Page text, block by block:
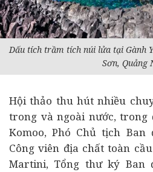
Dấu tích trầm tích núi lửa tại Gành
Sơn, Quảng
Hội thảo thu hút nhiều
trong và ngoài nước, trong
Komoo, Phó Chủ tịch
Công viên địa chất toàn
Martini, Tổng thư ký Ban